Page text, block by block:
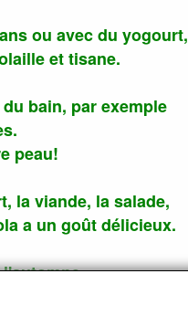
ou avec du yogourt,
et tisane.
bain, par exemple
peau!
la viande, la salade,
a un goût délicieux.